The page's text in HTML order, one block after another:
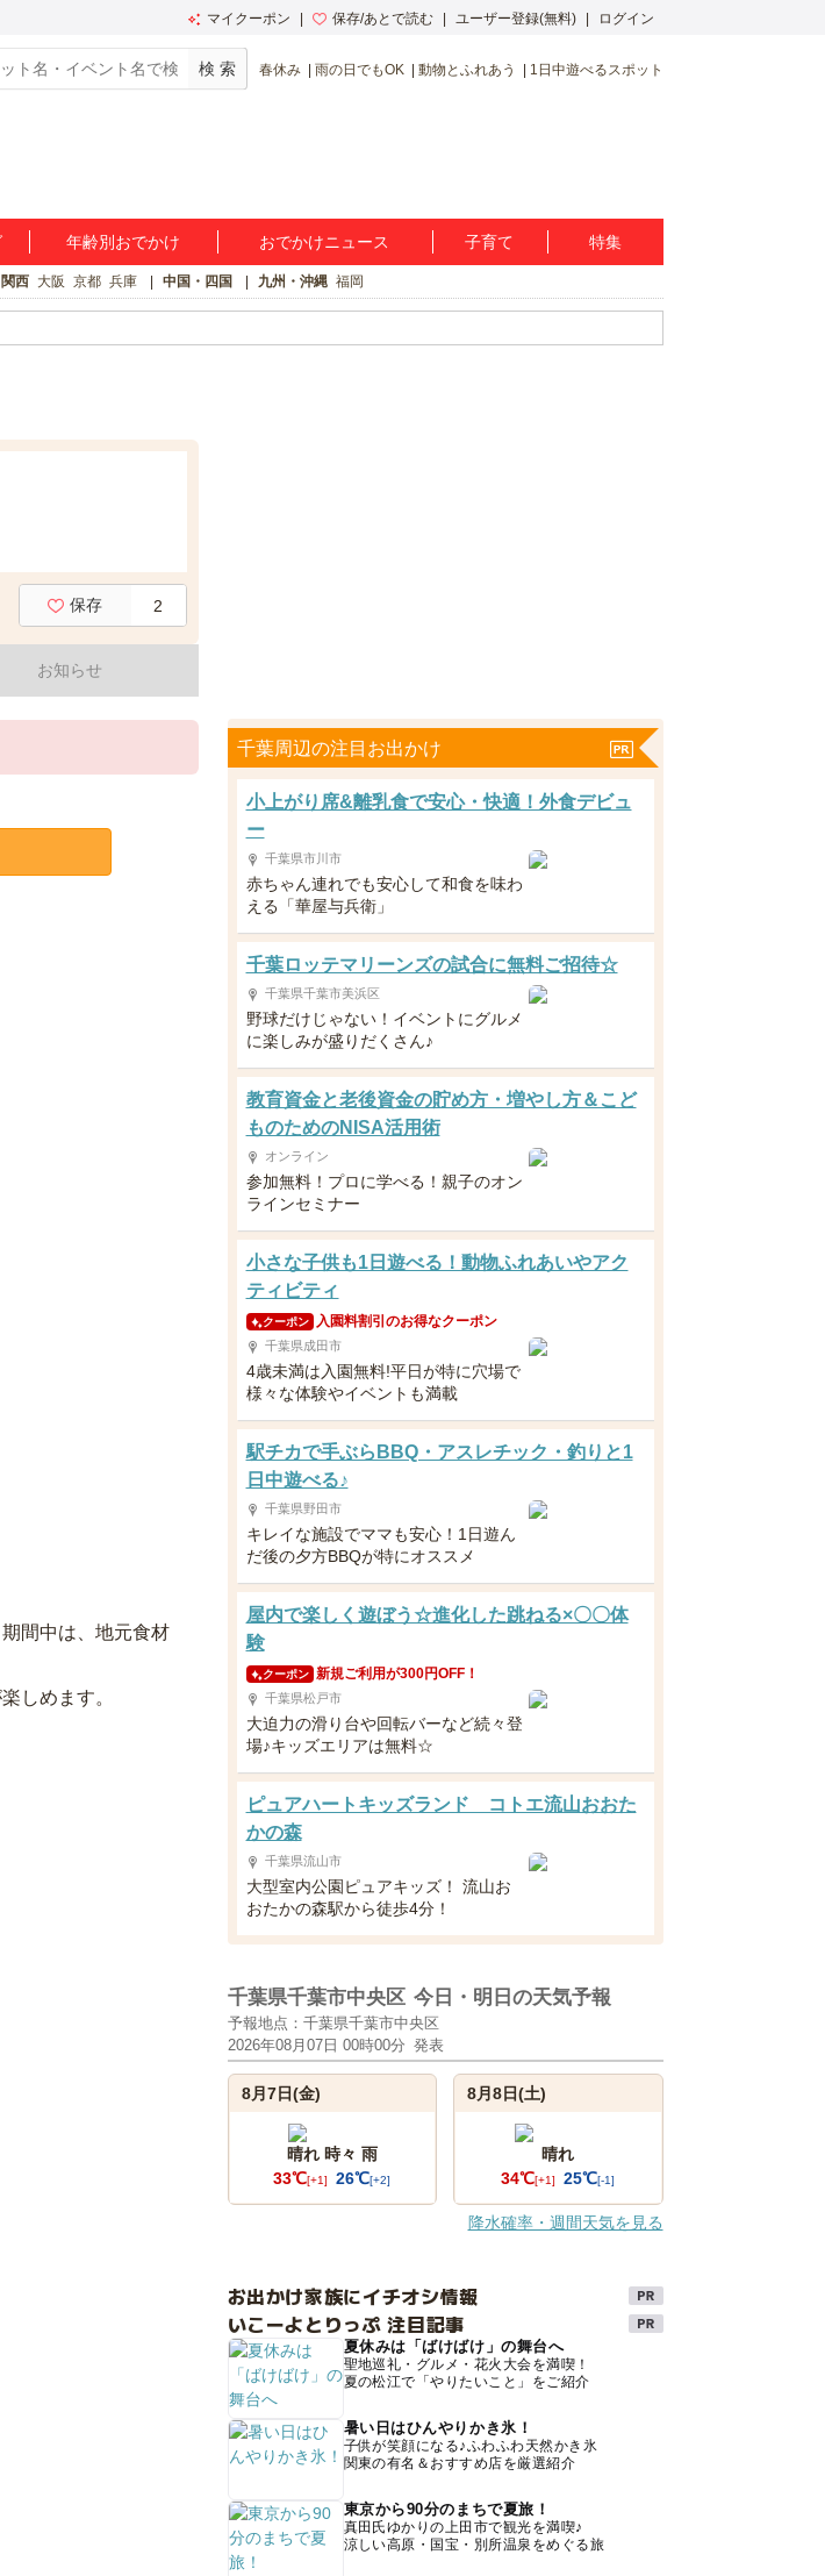
マイクーポン 保存/あとで読む ユーザー登録(無料) ログイン
春休み 雨の日でもOK 動物とふれあう 1日中遊べるスポット
年齢別おでかけ おでかけニュース 子育て 特集
関西 大阪 京都 兵庫 中国・四国 九州・沖縄 福岡
保存 2
お知らせ
間中は、地元食材
しめます。
千葉周辺の注目お出かけ
小上がり席&離乳食で安心・快適！外食デビュ
ー
千葉県市川市
赤ちゃん連れでも安心して和食を味わ
える「華屋与兵衛」
千葉ロッテマリーンズの試合に無料ご招待☆
千葉県千葉市美浜区
野球だけじゃない！イベントにグルメ
に楽しみが盛りだくさん♪
教育資金と老後資金の貯め方・増やし方＆こど
ものためのNISA活用術
オンライン
参加無料！プロに学べる！親子のオン
ラインセミナー
小さな子供も1日遊べる！動物ふれあいやアク
ティビティ
クーポン 入園料割引のお得なクーポン
千葉県成田市
4歳未満は入園無料!平日が特に穴場で
様々な体験やイベントも満載
駅チカで手ぶらBBQ・アスレチック・釣りと1
日中遊べる♪
千葉県野田市
キレイな施設でママも安心！1日遊ん
だ後の夕方BBQが特にオススメ
屋内で楽しく遊ぼう☆進化した跳ねる×〇〇体
験
クーポン 新規ご利用が300円OFF！
千葉県松戸市
大迫力の滑り台や回転バーなど続々登
場♪キッズエリアは無料☆
ピュアハートキッズランド コトエ流山おおた
かの森
千葉県流山市
大型室内公園ピュアキッズ！ 流山お
おたかの森駅から徒歩4分！
千葉県千葉市中央区 今日・明日の天気予報
予報地点：千葉県千葉市中央区
2026年08月07日 00時00分 発表
8月7日(金)
晴れ 時々 雨
33℃[+1] 26℃[+2]
8月8日(土)
晴れ
34℃[+1] 25℃[-1]
降水確率・週間天気を見る
お出かけ家族にイチオシ情報
いこーよとりっぷ 注目記事
夏休みは「ばけばけ」の舞台へ
聖地巡礼・グルメ・花火大会を満喫！
夏の松江で「やりたいこと」をご紹介
暑い日はひんやりかき氷！
子供が笑顔になる♪ふわふわ天然かき氷
関東の有名＆おすすめ店を厳選紹介
東京から90分のまちで夏旅！
真田氏ゆかりの上田市で観光を満喫♪
涼しい高原・国宝・別所温泉をめぐる旅